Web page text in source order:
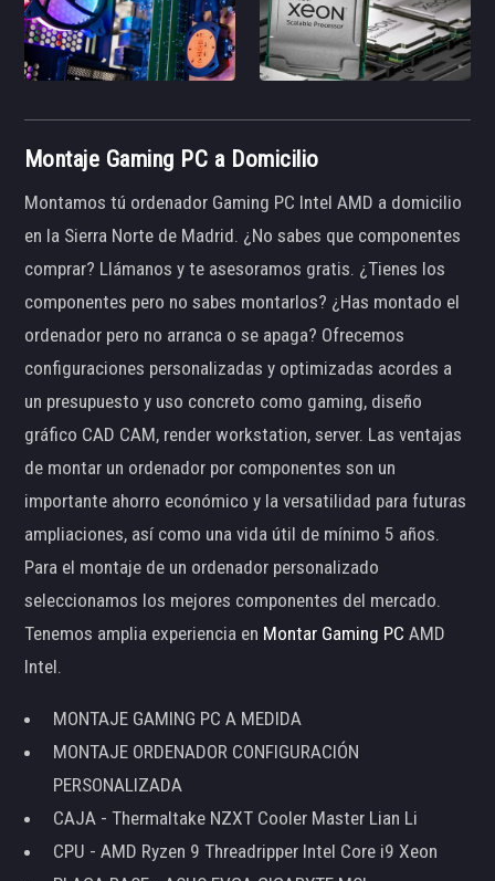
Montaje Gaming PC a Domicilio
Montamos tú ordenador Gaming PC Intel AMD a domicilio
en la Sierra Norte de Madrid. ¿No sabes que componentes
comprar? Llámanos y te asesoramos gratis. ¿Tienes los
componentes pero no sabes montarlos? ¿Has montado el
ordenador pero no arranca o se apaga? Ofrecemos
configuraciones personalizadas y optimizadas acordes a
un presupuesto y uso concreto como gaming, diseño
gráfico CAD CAM, render workstation, server. Las ventajas
de montar un ordenador por componentes son un
importante ahorro económico y la versatilidad para futuras
ampliaciones, así como una vida útil de mínimo 5 años.
Para el montaje de un ordenador personalizado
seleccionamos los mejores componentes del mercado.
Tenemos amplia experiencia en Montar Gaming PC AMD
Intel.
MONTAJE GAMING PC A MEDIDA
MONTAJE ORDENADOR CONFIGURACIÓN
PERSONALIZADA
CAJA - Thermaltake NZXT Cooler Master Lian Li
CPU - AMD Ryzen 9 Threadripper Intel Core i9 Xeon